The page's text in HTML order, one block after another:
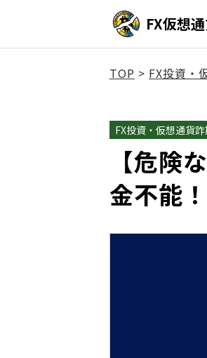
FX仮想
TOP > FX投資・
FX投資・仮想通貨
【危険
金不能